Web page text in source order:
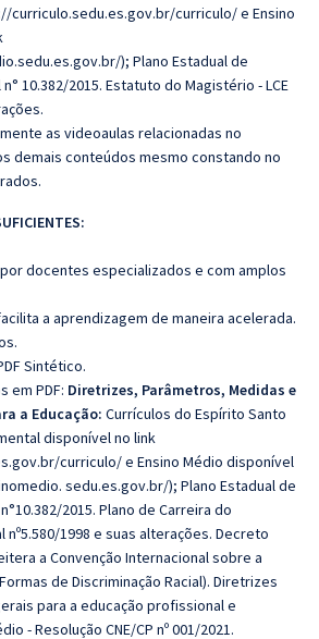
curriculo.sedu.es.gov.br/curriculo/ e Ensino
); Plano Estadual de
10.382/2015. Estatuto do Magistério - LCE
as videoaulas relacionadas no
demais conteúdos mesmo constando no
docentes especializados e com amplos
a aprendizagem de maneira acelerada.
Sintético.
em PDF: Diretrizes, Parâmetros, Medidas e
a Educação: Currículos do Espírito Santo
disponível no link
curriculo/ e Ensino Médio disponível
. sedu.es.gov.br/); Plano Estadual de
2015. Plano de Carreira do
nº5.580/1998 e suas alterações. Decreto
a Convenção Internacional sobre a
de Discriminação Racial). Diretrizes
para a educação profissional e
- Resolução CNE/CP nº 001/2021.